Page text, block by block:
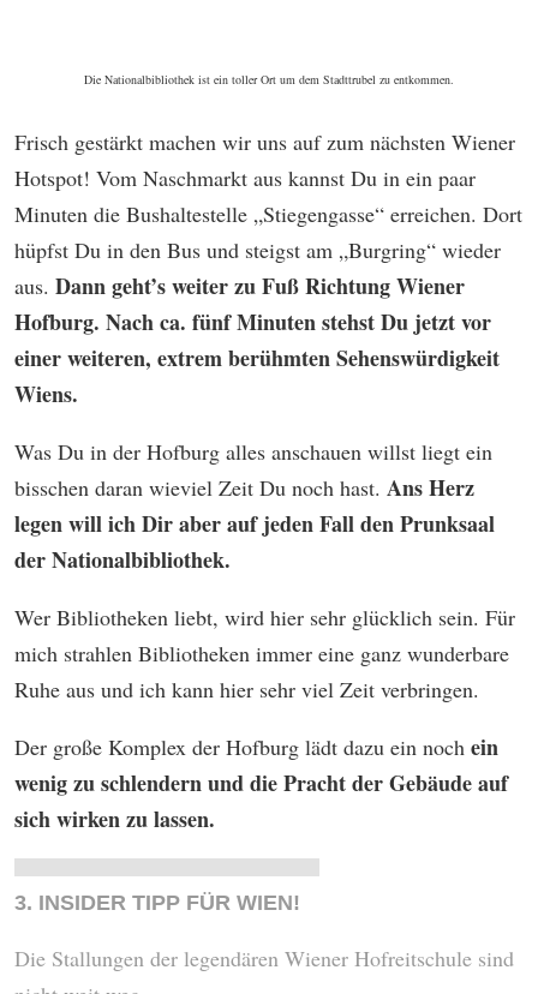
Die Nationalbibliothek ist ein toller Ort um dem Stadttrubel zu entkommen.
Frisch gestärkt machen wir uns auf zum nächsten Wiener
Hotspot! Vom Naschmarkt aus kannst Du in ein paar
Minuten die Bushaltestelle „Stiegengasse“ erreichen. Dort
hüpfst Du in den Bus und steigst am „Burgring“ wieder
aus. Dann geht’s weiter zu Fuß Richtung Wiener
Hofburg. Nach ca. fünf Minuten stehst Du jetzt vor
einer weiteren, extrem berühmten Sehenswürdigkeit
Wiens.
Was Du in der Hofburg alles anschauen willst liegt ein
bisschen daran wieviel Zeit Du noch hast. Ans Herz
legen will ich Dir aber auf jeden Fall den Prunksaal
der Nationalbibliothek.
Wer Bibliotheken liebt, wird hier sehr glücklich sein. Für
mich strahlen Bibliotheken immer eine ganz wunderbare
Ruhe aus und ich kann hier sehr viel Zeit verbringen.
Der große Komplex der Hofburg lädt dazu ein noch ein
wenig zu schlendern und die Pracht der Gebäude auf
sich wirken zu lassen.
3. INSIDER TIPP FÜR WIEN!
Die Stallungen der legendären Wiener Hofreitschule sind